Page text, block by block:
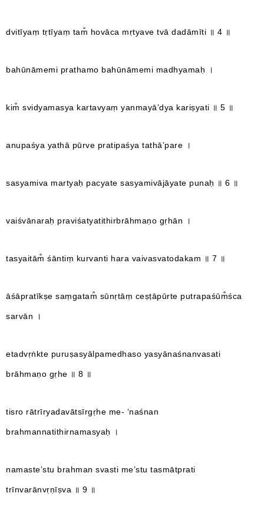
dvitīyaṃ tṛtīyaṃ tam̐ hovāca mṛtyave tvā dadāmīti ॥ 4 ॥
bahūnāmemi prathamo bahūnāmemi madhyamaḥ ।
kim̐ svidyamasya kartavyaṃ yanmayā’dya kariṣyati ॥ 5 ॥
anupaśya yathā pūrve pratipaśya tathā’pare ।
sasyamiva martyaḥ pacyate sasyamivājāyate punaḥ ॥ 6 ॥
vaiśvānaraḥ praviśatyatithirbrāhmaṇo gṛhān ।
tasyaitām̐ śāntiṃ kurvanti hara vaivasvatodakam ॥ 7 ॥
āśāpratīkṣe saṃgatam̐ sūnṛtāṃ ceṣṭāpūrte putrapaśūm̐śca
sarvān ।
etadvṛṅkte puruṣasyālpamedhaso yasyānaśnanvasati
brāhmaṇo gṛhe ॥ 8 ॥
tisro rātrīryadavātsīrgṛhe me- ‘naśnan
brahmannatithirnamasyaḥ ।
namaste’stu brahman svasti me’stu tasmātprati
trīnvarānvṛṇīṣva ॥ 9 ॥